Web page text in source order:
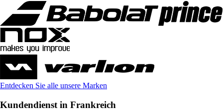
Entdecken Sie alle unsere Marken
Kundendienst in Frankreich